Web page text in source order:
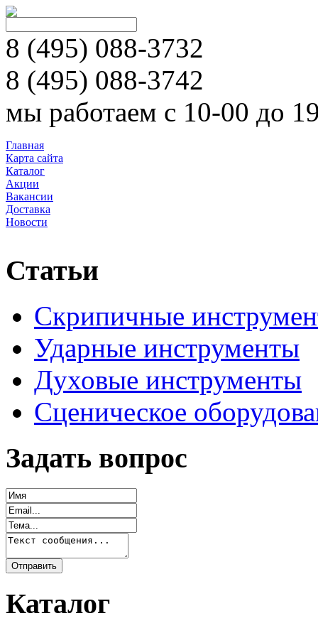
8 (495) 088-3732
8 (495) 088-3742
мы работаем с 10-00 до
Главная
Карта сайта
Каталог
Акции
Вакансии
Доставка
Новости
Статьи
Скрипичные
Ударные инструменты
Духовые инструменты
Сценическое
Задать вопрос
Каталог